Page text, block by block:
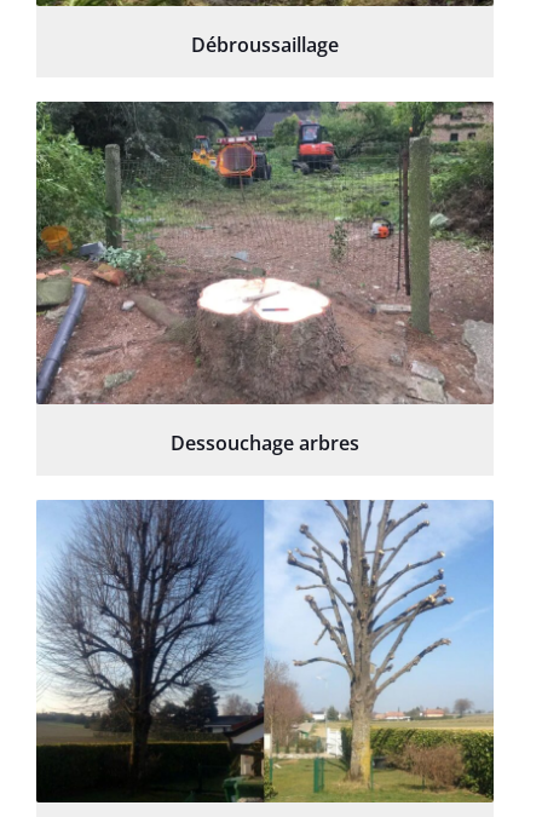
Débroussaillage
Dessouchage arbres